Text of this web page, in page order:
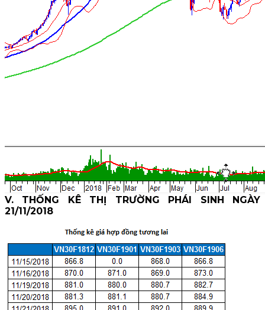
V. THỐNG KÊ THỊ TRƯỜNG PHÁI SINH NGÀY
21/11/2018